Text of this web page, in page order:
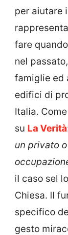
per aiutare
fare
nel
famiglie ed
edifici di
Italia.
su La Verità
un privato
il caso sel
Chiesa. Il
specifico
gesto